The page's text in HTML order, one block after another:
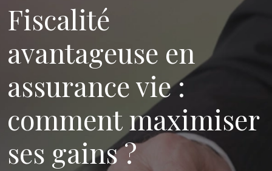
Fiscalité
avantageuse en
assurance vie :
comment maximiser
ses gains ?